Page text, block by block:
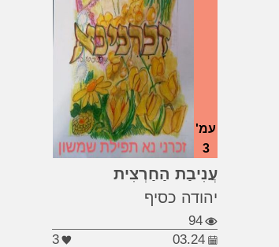
עמ'
3
#צהוב#חרציות
#סביונים
עֲנִיבַת הַחַרְצִית
יהודה כסיף
94
03.24
3